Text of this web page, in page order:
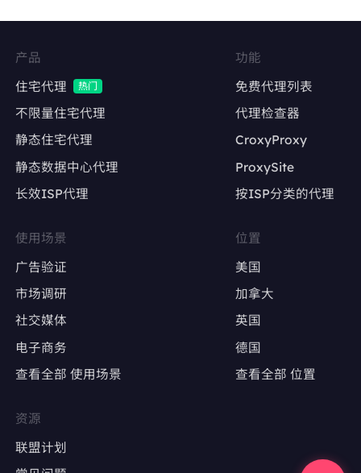
多账号管理
维持账号稳定的登录IP，降低异常登录风险
内容发布与互动
自动化发帖、点赞、评论，模拟真实用户行为
避免因IP变动导致账号被限流或封禁
Google Ads、Facebook Ads等广告平台的多
账户操作
确保每个广告账户使用固定IP，避免因IP变动触
发审核
广告效果测试
精准定位特定地区，测试广告投放效果
产品
住宅代理
热门
不限量住宅代理
静态住宅代理
静态数据中心代理
长效ISP代理
功能
免费代理列表
代理检查器
CroxyProxy
ProxySite
按ISP分类的代理
使用场景
广告验证
市场调研
社交媒体
电子商务
查看全部 使用场景
位置
美国
加拿大
英国
德国
查看全部 位置
资源
联盟计划